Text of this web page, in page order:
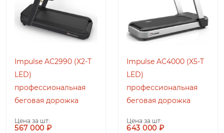
Impulse AC2990 (X2-T
LED)
профессиональная
беговая дорожка
Цена за шт:
567 000 ₽
Impulse AC4000 (X5-T
LED)
профессиональная
беговая дорожка
Цена за шт:
643 000 ₽